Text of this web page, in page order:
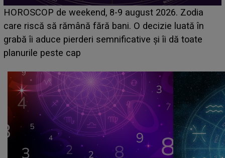
Emanuel a ținut ACEST DETALIU ASCUNS până
acum! În fața Alexandrei, concurentul din Casa Iubirii
face o MĂRTURISIRE NEAȘTEPTATĂ despre mama
sa: "I-am spus și ei în față, eu nu te iubesc pentru